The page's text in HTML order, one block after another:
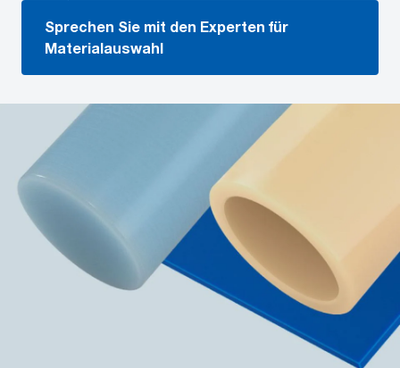
Sprechen Sie mit den Experten für
Materialauswahl